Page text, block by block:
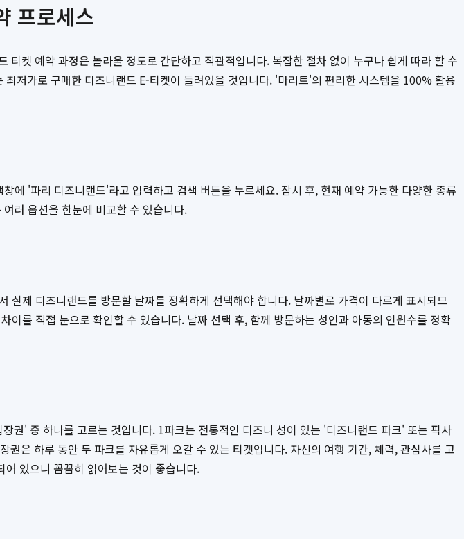
프로세스
티켓 예약 과정은 놀라울 정도로 간단하고 직관적입니다. 복잡한 절차 없이 누구나 쉽게 따라 할 수
저가로 구매한 디즈니랜드 E-티켓이 들려있을 것입니다. '마리트'의 편리한 시스템을 100% 활용
에 '파리 디즈니랜드'라고 입력하고 검색 버튼을 누르세요. 잠시 후, 현재 예약 가능한 다양한 종류
러 옵션을 한눈에 비교할 수 있습니다.
제 디즈니랜드를 방문할 날짜를 정확하게 선택해야 합니다. 날짜별로 가격이 다르게 표시되므
를 직접 눈으로 확인할 수 있습니다. 날짜 선택 후, 함께 방문하는 성인과 아동의 인원수를 정확
권' 중 하나를 고르는 것입니다. 1파크는 전통적인 디즈니 성이 있는 '디즈니랜드 파크' 또는 픽사
은 하루 동안 두 파크를 자유롭게 오갈 수 있는 티켓입니다. 자신의 여행 기간, 체력, 관심사를 고
있으니 꼼꼼히 읽어보는 것이 좋습니다.